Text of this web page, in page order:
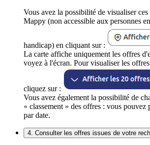
Vous avez la possibilité de visualiser
Mappy (non accessible aux personnes
handicap) en cliquant sur :
La carte affiche uniquement les offres
voyez à l'écran. Pour visualiser les
cliquez sur :
Vous avez également la possibilité de
« classement » des offres : vous pouvez
par date.
4. Consulter les offres issues de votre